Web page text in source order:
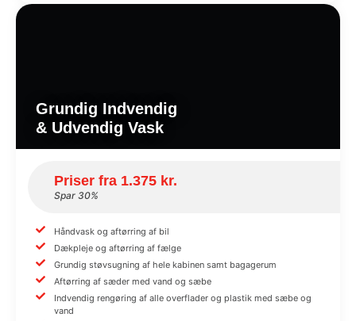
Grundig Indvendig
& Udvendig Vask
Priser fra 1.375 kr.
Spar 30%
Håndvask og aftørring af bil
Dækpleje og aftørring af fælge
Grundig støvsugning af hele kabinen samt bagagerum
Aftørring af sæder med vand og sæbe
Indvendig rengøring af alle overflader og plastik med sæbe og
vand